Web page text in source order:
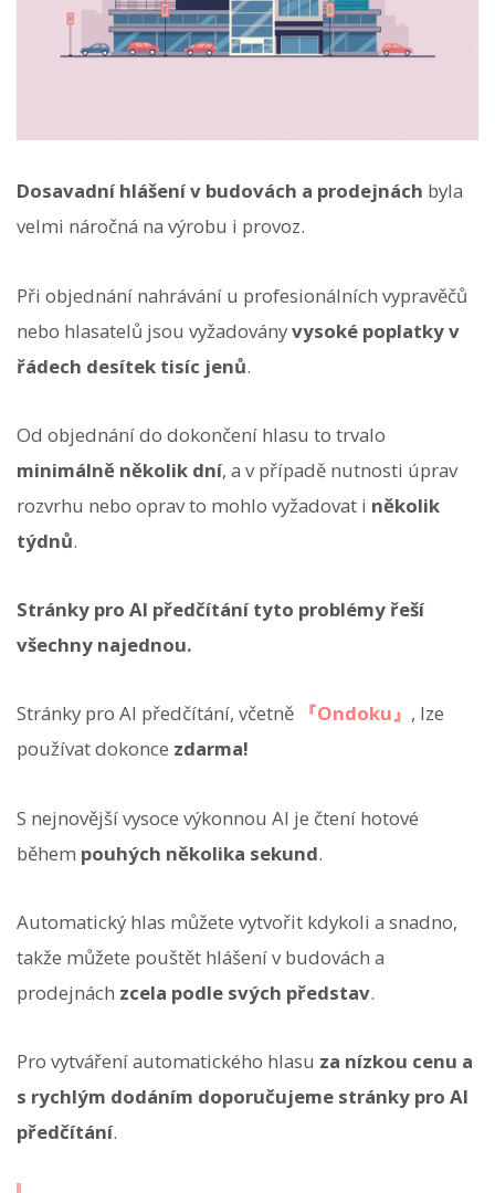
Dosavadní hlášení v budovách a prodejnách byla
velmi náročná na výrobu i provoz.
Při objednání nahrávání u profesionálních vypravěčů
nebo hlasatelů jsou vyžadoványvysoké poplatky v
řádech desítek tisíc jenů.
Od objednání do dokončení hlasu to trvalo
minimálně několik dní, a v případě nutnosti úprav
rozvrhu nebo oprav to mohlo vyžadovat i několik
týdnů.
Stránky pro AI předčítání tyto problémy řeší
všechny najednou.
Stránky pro AI předčítání, včetně 『Ondoku』 , lze
používat dokonce zdarma!
S nejnovější vysoce výkonnou AI je čtení hotové
během pouhých několika sekund.
Automatický hlas můžete vytvořit kdykoli a snadno,
takže můžete pouštět hlášení v budovách a
prodejnách zcela podle svých představ.
Pro vytváření automatického hlasu za nízkou cenu a
s rychlým dodáním doporučujeme stránky pro AI
předčítání.